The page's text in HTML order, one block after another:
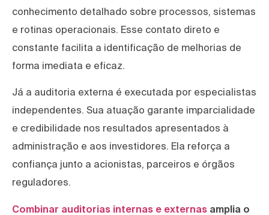
conhecimento detalhado sobre processos, sistemas
e rotinas operacionais. Esse contato direto e
constante facilita a identificação de melhorias de
forma imediata e eficaz.
Já a auditoria externa é executada por especialistas
independentes. Sua atuação garante imparcialidade
e credibilidade nos resultados apresentados à
administração e aos investidores. Ela reforça a
confiança junto a acionistas, parceiros e órgãos
reguladores.
Combinar auditorias internas e externas amplia o